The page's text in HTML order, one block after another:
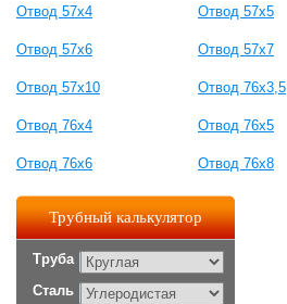
Отвод 57х4 Отвод 57х5
Отвод 57х6 Отвод 57х7
Отвод 57х10 Отвод 76х3,5
Отвод 76х4 Отвод 76х5
Отвод 76х6 Отвод 76х8
Трубный калькулятор
Труба
Сталь